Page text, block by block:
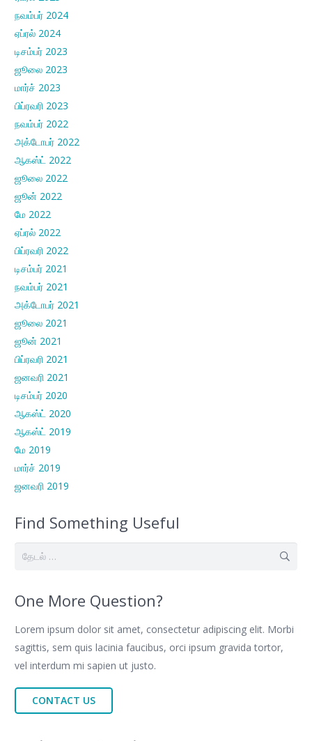
நவம்பர் 2024
ஏப்ரல் 2024
டிசம்பர் 2023
ஜூலை 2023
மார்ச் 2023
பிப்ரவரி 2023
நவம்பர் 2022
அக்டோபர் 2022
ஆகஸ்ட் 2022
ஜூலை 2022
ஜூன் 2022
மே 2022
ஏப்ரல் 2022
பிப்ரவரி 2022
டிசம்பர் 2021
நவம்பர் 2021
அக்டோபர் 2021
ஜூலை 2021
ஜூன் 2021
பிப்ரவரி 2021
ஜனவரி 2021
டிசம்பர் 2020
ஆகஸ்ட் 2020
ஆகஸ்ட் 2019
மே 2019
மார்ச் 2019
ஜனவரி 2019
Find Something Useful
இதற்காகத்
One More Question?
Lorem ipsum dolor sit amet, consectetur adipiscing elit. Morbi
sagittis, sem quis lacinia faucibus, orci ipsum gravida tortor,
vel interdum mi sapien ut justo.
CONTACT US